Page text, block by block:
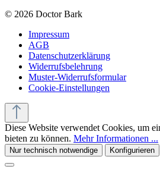
© 2026 Doctor Bark
Impressum
AGB
Datenschutzerklärung
Widerrufsbelehrung
Muster-Widerrufsformular
Cookie-Einstellungen
Diese Website verwendet Cookies, um
bieten zu können. Mehr Informationen ...
Nur technisch notwendige Konfigurieren